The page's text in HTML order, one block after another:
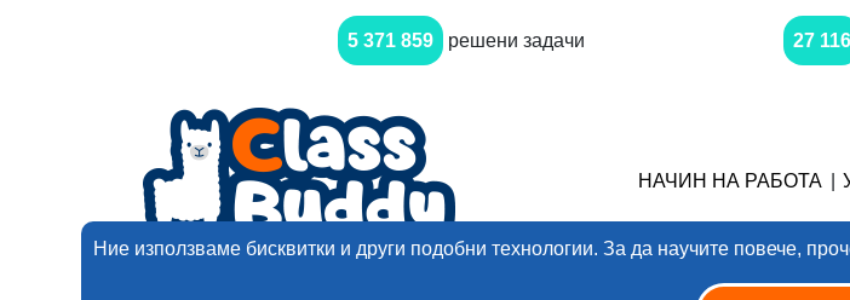
Ние използваме бисквитки и други подобни технологии. За да научите повече,
5 371 859 решени задачи 27 116
НАЧИН НА РАБОТА